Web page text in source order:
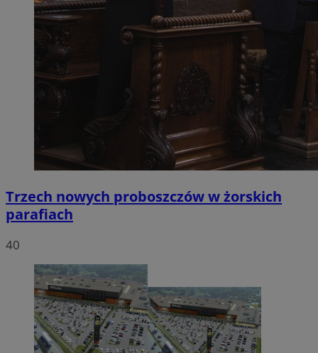
Trzech nowych proboszczów w żorskich
parafiach
40